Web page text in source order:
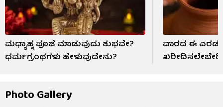
ಮಧ್ಯಾಹ್ನ ಪೂಜೆ ಮಾಡುವುದು ಶುಭವೇ?
ಧರ್ಮಗ್ರಂಥಗಳು ಹೇಳುವುದೇನು?
ವಾರದ ಈ
Photo Gallery